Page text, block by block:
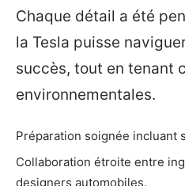
Chaque détail a été
la Tesla puisse
succès, tout en tenant
environnementales.
Préparation soignée incluant
Collaboration étroite entre
designers automobiles.